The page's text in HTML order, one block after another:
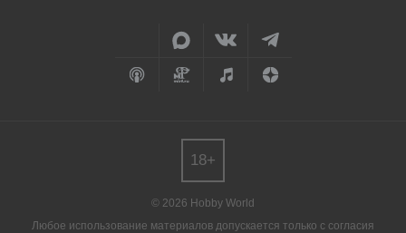
© 2026 Hobby World
Любое использование материалов допускается только с согласия
18+